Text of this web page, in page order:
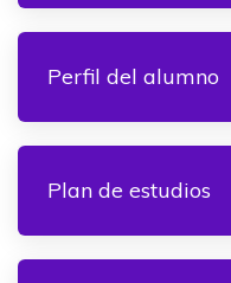
Perfil del alumno
Plan de estudios